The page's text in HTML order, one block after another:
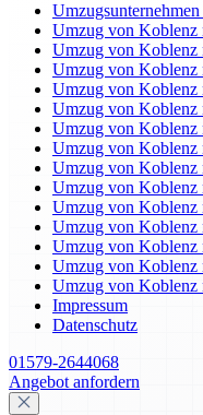
Umzug von Koblenz
Umzug von Koblenz
Umzug von Koblenz
Umzug von Koblenz
Umzug von Koblenz
Umzug von Koblenz
Umzug von Koblenz
Umzug von Koblenz
Umzug von Koblenz
Umzug von Koblenz
Umzug von Koblenz
Umzug von Koblenz
Umzug von Koblenz
Umzug von Koblenz
Impressum
Datenschutz
01579-2644068
Angebot anfordern